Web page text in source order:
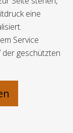
eine
Service
geschützten